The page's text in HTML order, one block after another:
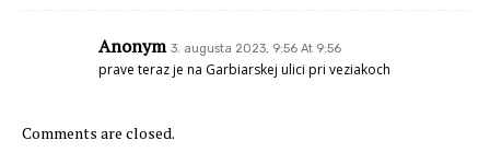
Anonym 3. augusta 2023, 9:56 At 9:56
prave teraz je na Garbiarskej ulici pri veziakoch
Comments are closed.